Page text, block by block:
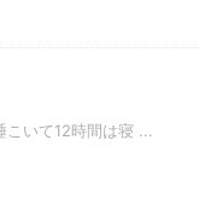
いて12時間は寝 ...